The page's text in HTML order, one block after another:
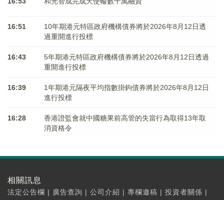
16:51
10年期港元特區政府機構債券將於2026年8月12日透
過重開進行投標
16:43
5年期港元特區政府機構債券將於2026年8月12日透過
重開進行投標
16:39
1年期港元隔夜平均指數掛鉤債券將於2026年8月12日
進行投標
16:28
香港證監會就中國糖果前高管的失當行為取得13年取
消資格令
相關訊息
法定公告欄 | 廣告查詢 | 公司介紹 | 專欄邀稿 | 投資者關係 |